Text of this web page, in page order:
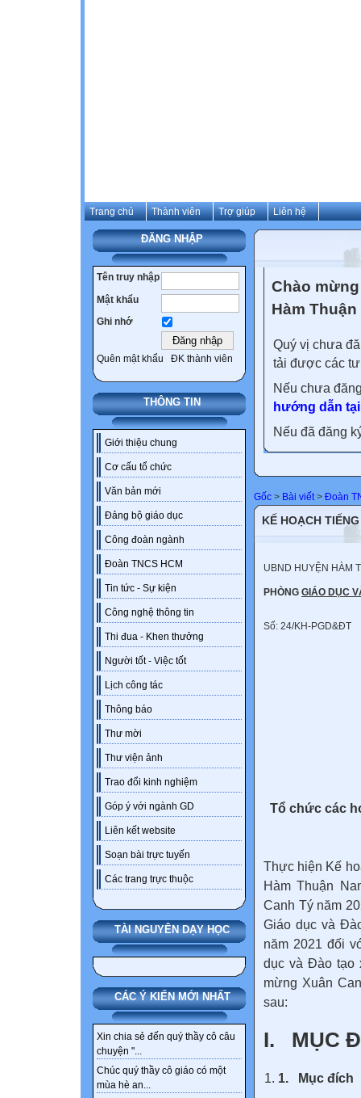
Trang chủ Thành viên Trợ giúp Liên hệ
ĐĂNG NHẬP
Tên truy nhập
Mật khẩu
Ghi nhớ
Quên mật khẩu ĐK thành viên
THÔNG TIN
Giới thiệu chung
Cơ cấu tổ chức
Văn bản mới
Đảng bộ giáo dục
Công đoàn ngành
Đoàn TNCS HCM
Tin tức - Sự kiện
Công nghệ thông tin
Thi đua - Khen thưởng
Người tốt - Việc tốt
Lịch công tác
Thông báo
Thư mời
Thư viện ảnh
Trao đổi kinh nghiệm
Góp ý với ngành GD
Liên kết website
Soạn bài trực tuyến
Các trang trực thuộc
TÀI NGUYÊN DẠY HỌC
CÁC Ý KIẾN MỚI NHẤT
Xin chia sẻ đến quý thầy cô câu
chuyện "...
Chúc quý thầy cô giáo có một
mùa hè an...
Chào
Hàm Thuận
Quý vị chưa
tải được các
Nếu chưa
hướng dẫn
Nếu đã đăng
Gốc > Bài viết> Đoàn
KẾ HOẠCH
UBND HUYỆN HÀM
PHÒNG GIÁO DỤC
Số: 24/KH-PGD&ĐT
Tổ chức các
Thực hiện Kế
Hàm Thuận
Canh Tý năm
Giáo dục và
năm 2021 đối
dục và Đào tạo
mừng Xuân
sau:
I. MỤC
1. Mục đích